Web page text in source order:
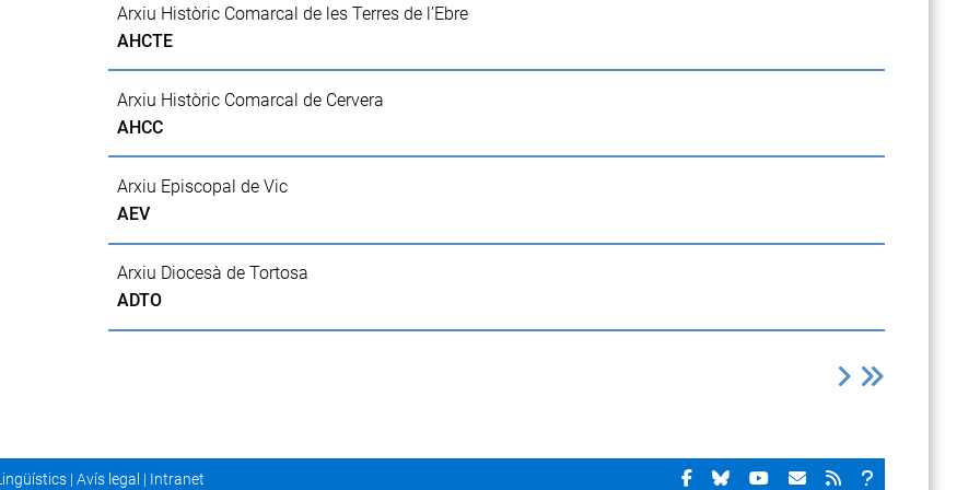
Arxiu Històric Comarcal de les Terres de l’Ebre
AHCTE
Arxiu Històric Comarcal de Cervera
AHCC
Arxiu Episcopal de Vic
AEV
Arxiu Diocesà de Tortosa
ADTO
| Avís legal | Intranet